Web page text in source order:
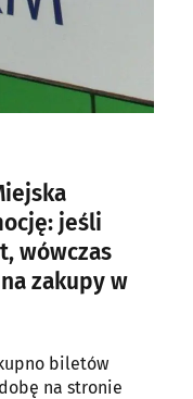
jeśli
wówczas
zakupy w
biletów
na stronie